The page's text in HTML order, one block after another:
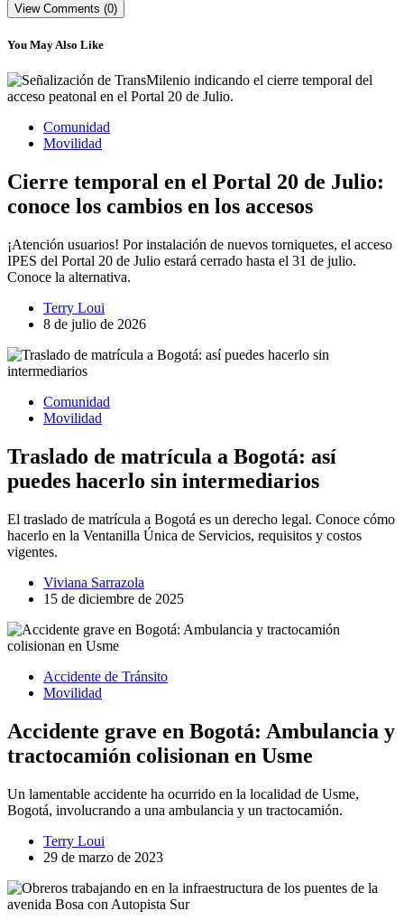
View Comments (0)
You May Also Like
Comunidad
Movilidad
Cierre temporal en el Portal 20 de Julio:
conoce los cambios en los accesos
¡Atención usuarios! Por instalación de nuevos torniquetes, el acceso
IPES del Portal 20 de Julio estará cerrado hasta el 31 de julio.
Conoce la alternativa.
Terry Loui
8 de julio de 2026
Comunidad
Movilidad
Traslado de matrícula a Bogotá: así
puedes hacerlo sin intermediarios
El traslado de matrícula a Bogotá es un derecho legal. Conoce cómo
hacerlo en la Ventanilla Única de Servicios, requisitos y costos
vigentes.
Viviana Sarrazola
15 de diciembre de 2025
Accidente de Tránsito
Movilidad
Accidente grave en Bogotá: Ambulancia y
tractocamión colisionan en Usme
Un lamentable accidente ha ocurrido en la localidad de Usme,
Bogotá, involucrando a una ambulancia y un tractocamión.
Terry Loui
29 de marzo de 2023